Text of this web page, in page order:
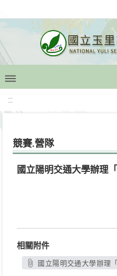
:::
競賽.營隊
國立陽明交通大學辦理
相關附件
國立陽明交通大學辦理